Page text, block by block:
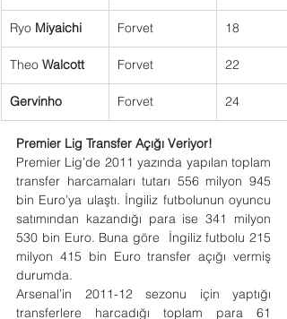
Ryo Miyaichi Forvet 18
Theo Walcott Forvet 22
Gervinho Forvet 24
Premier Lig Transfer Açığı Veriyor!
Premier Lig’de 2011 yazında yapılan toplam
transfer harcamaları tutarı 556 milyon 945
bin Euro’ya ulaştı. İngiliz futbolunun oyuncu
satımından kazandığı para ise 341 milyon
530 bin Euro. Buna göre  İngiliz futbolu 215
milyon 415 bin Euro transfer açığı vermiş
durumda.
Arsenal’in 2011-12 sezonu için yaptığı
transferlere harcadığı toplam para 61